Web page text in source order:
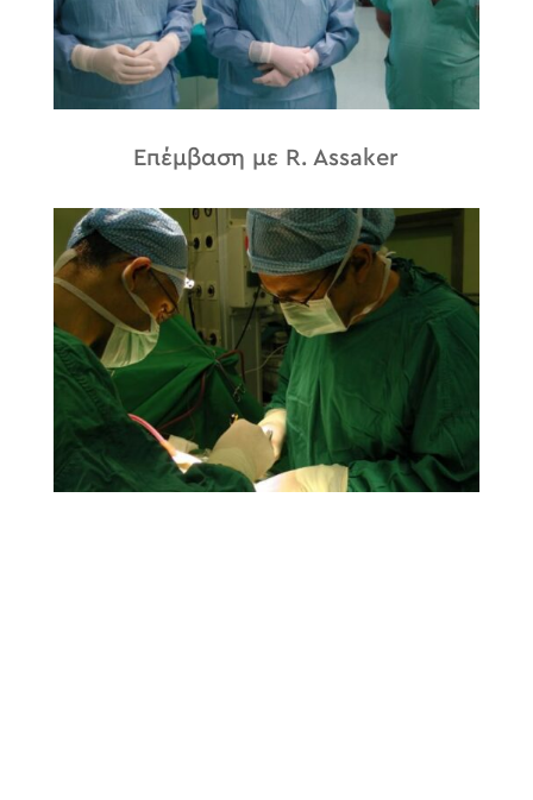
Επέμβαση με R. Assaker